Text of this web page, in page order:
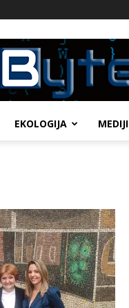
EKOLOGIJA MEDIJI